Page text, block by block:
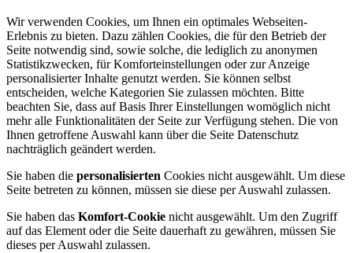
Wir verwenden Cookies, um Ihnen ein optimales Webseiten-
Erlebnis zu bieten. Dazu zählen Cookies, die für den Betrieb der
Seite notwendig sind, sowie solche, die lediglich zu anonymen
Statistikzwecken, für Komforteinstellungen oder zur Anzeige
personalisierter Inhalte genutzt werden. Sie können selbst
entscheiden, welche Kategorien Sie zulassen möchten. Bitte
beachten Sie, dass auf Basis Ihrer Einstellungen womöglich nicht
mehr alle Funktionalitäten der Seite zur Verfügung stehen. Die von
Ihnen getroffene Auswahl kann über die Seite Datenschutz
nachträglich geändert werden.
Sie haben die personalisierten Cookies nicht ausgewählt. Um diese
Seite betreten zu können, müssen sie diese per Auswahl zulassen.
Sie haben das Komfort-Cookie nicht ausgewählt. Um den Zugriff
auf das Element oder die Seite dauerhaft zu gewähren, müssen Sie
dieses per Auswahl zulassen.